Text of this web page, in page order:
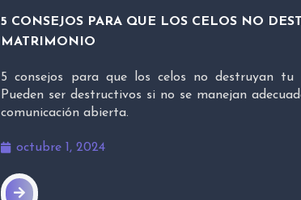
5 CONSEJOS PARA QUE LOS CELOS NO
MATRIMONIO
5 consejos para que los celos no destruyan tu
Pueden ser destructivos si no se manejan
comunicación abierta.
octubre 1, 2024